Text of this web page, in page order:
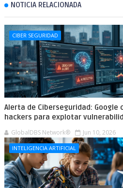
NOTICIA RELACIONADA
CIBER SEGURIDAD
Alerta de Ciberseguridad: Google
hackers para explotar
GlobalDBS Network® Jun 10, 2026
INTELIGENCIA ARTIFICIAL